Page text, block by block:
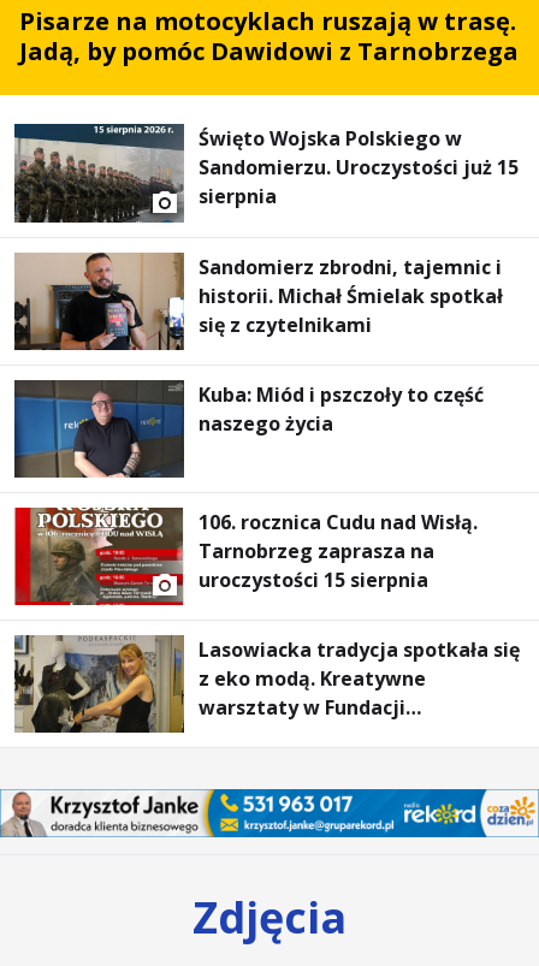
Pisarze na motocyklach ruszają w trasę.
Jadą, by pomóc Dawidowi z Tarnobrzega
Święto Wojska Polskiego w
Sandomierzu. Uroczystości już 15
sierpnia
Sandomierz zbrodni, tajemnic i
historii. Michał Śmielak spotkał
się z czytelnikami
Kuba: Miód i pszczoły to część
naszego życia
106. rocznica Cudu nad Wisłą.
Tarnobrzeg zaprasza na
uroczystości 15 sierpnia
Lasowiacka tradycja spotkała się
z eko modą. Kreatywne
warsztaty w Fundacji
Zdjęcia